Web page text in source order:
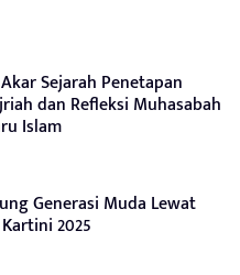
Sejarah Penetapan
dan Refleksi Muhasabah
Islam
Generasi Muda Lewat
2025